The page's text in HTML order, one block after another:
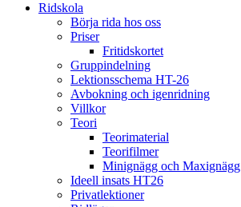
Ridskola
Börja rida hos oss
Priser
Fritidskortet
Gruppindelning
Lektionsschema HT-26
Avbokning och igenridning
Villkor
Teori
Teorimaterial
Teorifilmer
Minignägg och Maxignägg
Ideell insats HT26
Privatlektioner